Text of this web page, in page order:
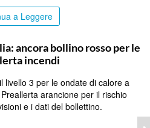
a Leggere
ancora bollino rosso per le
incendi
livello 3 per le ondate di calore a
arancione per il rischio
e i dati del bollettino.